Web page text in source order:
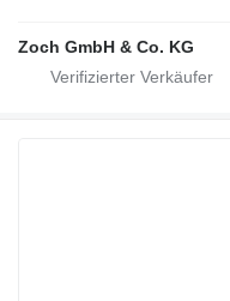
Zoch GmbH & Co. KG